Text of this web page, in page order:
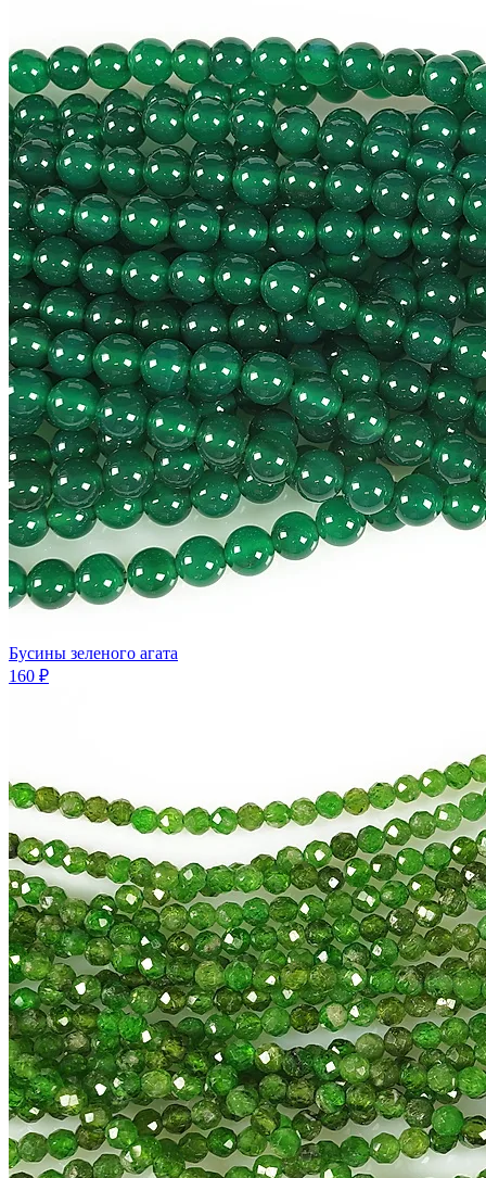
Бусины зеленого агата
160 ₽